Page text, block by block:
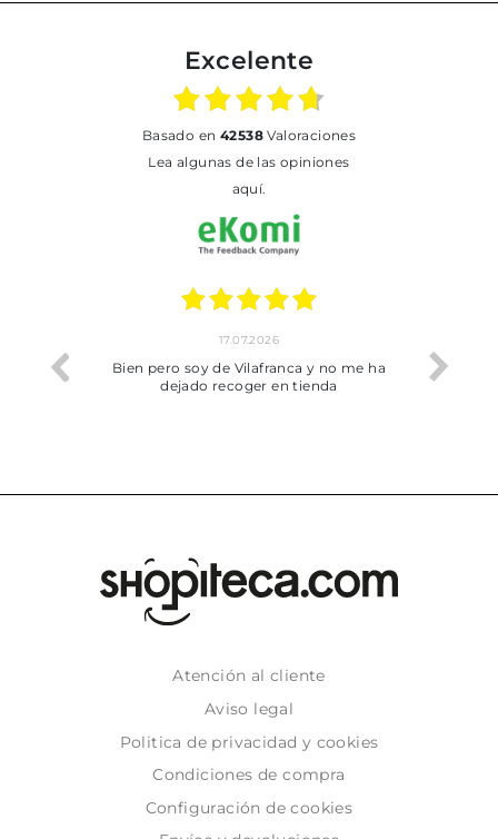
Excelente
basado en 42538Valoraciones
Lea algunas de las opiniones
aquí.
trobat
17.07.2026
Bien pero soy de Vilafranca y no me ha
dejado recoger en tienda
Atención al cliente
Aviso legal
Politica de privacidad y cookies
Condiciones de compra
Configuración de cookies